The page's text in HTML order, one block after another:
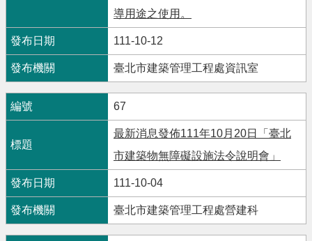
導用途之使用。
111-10-12
臺北市建築管理工程處資訊室
67
最新消息發佈111年10月20日「臺北
市建築物無障礙設施法令說明會」
111-10-04
臺北市建築管理工程處營建科